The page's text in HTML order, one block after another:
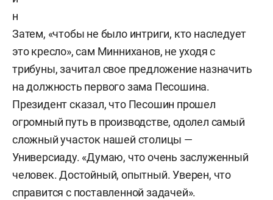
н
Затем, «чтобы не было интриги, кто наследует
это кресло», сам Минниханов, не уходя с
трибуны, зачитал свое предложение назначить
на должность первого зама Песошина.
Президент сказал, что Песошин прошел
огромный путь в производстве, одолел самый
сложный участок нашей столицы —
Универсиаду. «Думаю, что очень заслуженный
человек. Достойный, опытный. Уверен, что
справится с поставленной задачей».